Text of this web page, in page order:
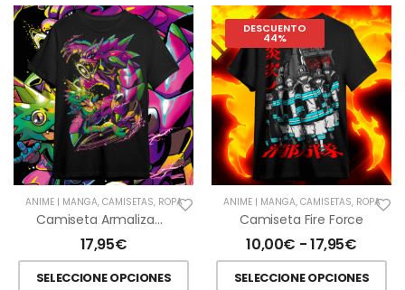
ANIME | MANGA, CAMISETAS, ROPA
Camiseta Armalizamon Y Gekkomon Digimon
17,95€
SELECCIONE OPCIONES
DESCUENTO
44%
ANIME | MANGA, CAMISETAS, ROPA
Camiseta Fire Force
10,00€ -17,95€
SELECCIONE OPCIONES